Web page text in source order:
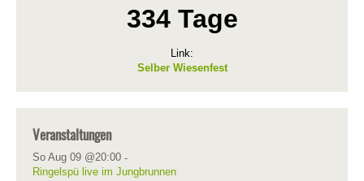
334 Tage
Link:
Selber Wiesenfest
Veranstaltungen
So Aug 09 @20:00 -
Ringelspü live im Jungbrunnen